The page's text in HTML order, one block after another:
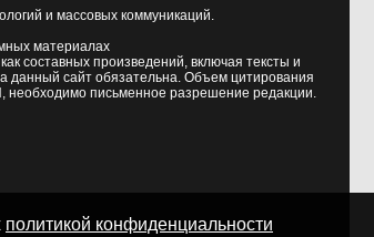
и массовых коммуникаций.
материалах
составных произведений, включая тексты и
сайт обязательна. Объем цитирования
письменное разрешение редакции.
политикой конфиденциальности